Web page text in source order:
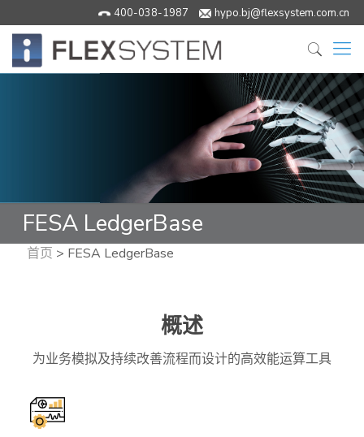
400-038-1987 hypo.bj@flexsystem.com.cn
FESA LedgerBase
首页 > FESA LedgerBase
概述
为业务模拟及持续改善流程而设计的高效能运算工具